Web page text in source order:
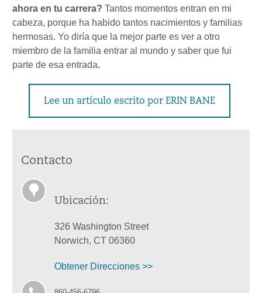
ahora en tu carrera? Tantos momentos entran en mi
cabeza, porque ha habido tantos nacimientos y familias
hermosas. Yo diría que la mejor parte es ver a otro
miembro de la familia entrar al mundo y saber que fui
parte de esa entrada.
Lee un artículo escrito por ERIN BANE
Contacto
Ubicación:
326 Washington Street
Norwich, CT 06360
Obtener Direcciones >>